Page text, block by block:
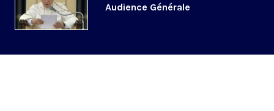
Audience Générale